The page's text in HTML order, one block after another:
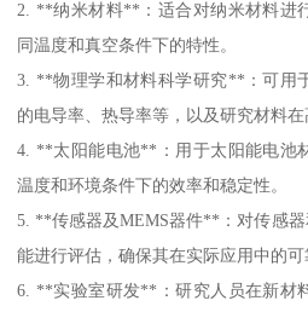
2. **纳米材料**：适合对纳米材料进
同温度和真空条件下的特性。
3. **物理学和材料科学研究**：可用
的电导率、热导率等，以及研究材料在
4. **太阳能电池**：用于太阳能电池
温度和环境条件下的效率和稳定性。
5. **传感器及MEMS器件**：对传感
能进行评估，确保其在实际应用中的可
6. **实验室研发**：研究人员在新材